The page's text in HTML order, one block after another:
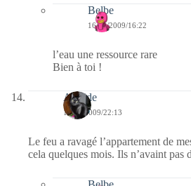
Belbe
16/09/2009/16:22
l’eau une ressource rare
Bien à toi !
Armide
15/09/2009/22:13
Le feu a ravagé l’appartement de
cela quelques mois. Ils n’avaint pas